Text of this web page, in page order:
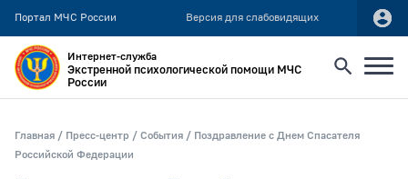
Портал МЧС России Версия для слабовидящих
Интернет-служба
Экстренной психологической помощи МЧС
России
Главная Пресс-центр События
Поздравление с Днем Спасателя
Российской Федерации